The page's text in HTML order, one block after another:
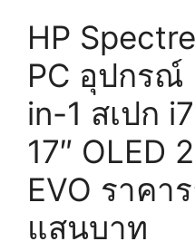
HP
PC อุปกรณ์
in-1 สเปก
17″ OLED
EVO ราคา
แสนบาท